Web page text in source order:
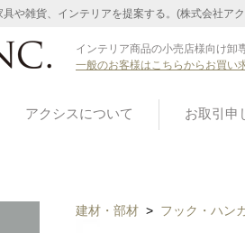
や雑貨、インテリアを提案する。(株式会社ア
インテリア商品の小売店様向け卸
一般のお客様はこちらからお買い
アクシスについて お取引申
建材・部材 > フック・ハン